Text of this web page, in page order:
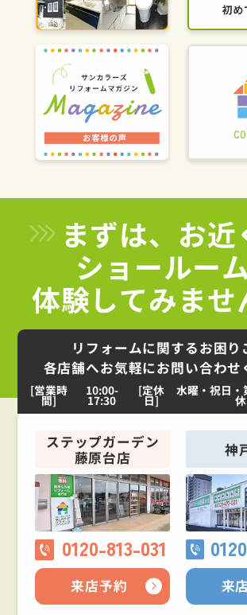
まずは、お近
ショールー
体験してみませ
リフォームに関するお困り
各店舗へお気軽にお問い合わせ
[営業時
間]
10:00-
17:30
[定休
日]
水曜・祝日・
ステップガーデン
藤原台店
0120-813-031
来店予約
神
来